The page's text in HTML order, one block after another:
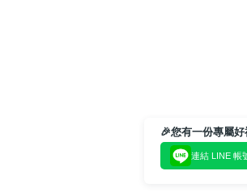
連結 LINE 帳